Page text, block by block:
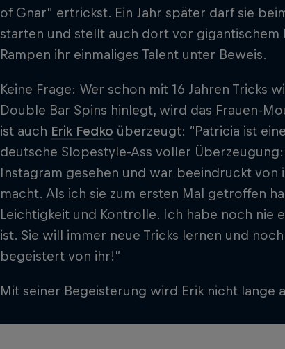
of Gnar" ertrickst. Ein Jahr später darf sie
starten und stellt auch dort vor gigantischem
Rampen ihr einmaliges Talent unter Beweis.
Keine Frage: Wer schon mit 16 Jahren Tricks
Double Bar Spins hinlegt, wird das Frauen-
ist auch Erik Fedko überzeugt: “Patricia ist
deutsche Slopestyle-Ass voller
Instagram gesehen und war beeindruckt von
macht. Als ich sie zum ersten Mal getroffen
Leichtigkeit und Kontrolle. Ich habe noch nie
ist. Sie will immer neue Tricks lernen und
begeistert von ihr!”
Mit seiner Begeisterung wird Erik nicht lange